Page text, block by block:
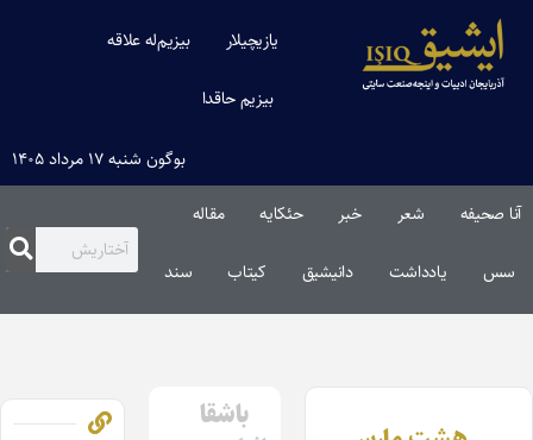
یازیچیلار بیزیم‌له علاقه
بیزیم حاقدا
بوگون شنبه ۱۷ مرداد ۱۴۰۵
آنا صحیفه شعر خبر حئکایه مقاله‌
سس یادداشت دانیشیق کیتاب سند
باشقا